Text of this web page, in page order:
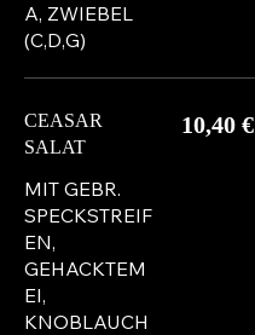
A, ZWIEBEL
(C,D,G)
CEASAR
SALAT
MIT GEBR.
SPECKSTREIF
EN,
GEHACKTEM
EI,
KNOBLAUCH
10,40 €